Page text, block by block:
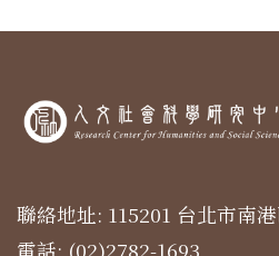
聯絡地址: 115201 台北市南
電話: (02)2782-1693